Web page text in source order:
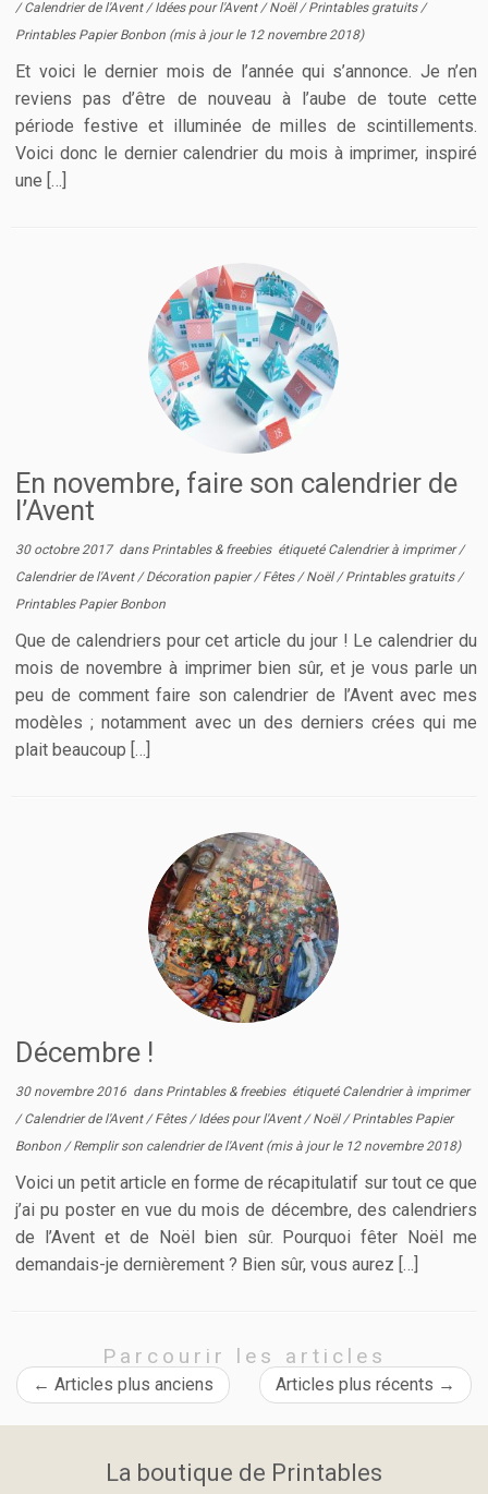
/Calendrier de l'Avent /Idées pour l'Avent /Noël /Printables gratuits /
Printables Papier Bonbon (mis à jour le 12 novembre 2018)
Et voici le dernier mois de l’année qui s’annonce. Je n’en
reviens pas d’être de nouveau à l’aube de toute cette
période festive et illuminée de milles de scintillements.
Voici donc le dernier calendrier du mois à imprimer, inspiré
une […]
En novembre, faire son calendrier de
l’Avent
30 octobre 2017dans Printables & freebies étiqueté Calendrier à imprimer/
Calendrier de l'Avent /Décoration papier/Fêtes /Noël /Printables gratuits /
Printables Papier Bonbon
Que de calendriers pour cet article du jour ! Le calendrier du
mois de novembre à imprimer bien sûr, et je vous parle un
peu de comment faire son calendrier de l’Avent avec mes
modèles ; notamment avec un des derniers crées qui me
plait beaucoup […]
Décembre !
30 novembre 2016 dans Printables & freebies étiqueté Calendrier à imprimer
/Calendrier de l'Avent /Fêtes /Idées pour l'Avent /Noël /Printables Papier
Bonbon /Remplir son calendrier de l'Avent (mis à jour le 12 novembre 2018)
Voici un petit article en forme de récapitulatif sur tout ce que
j’ai pu poster en vue du mois de décembre, des calendriers
de l’Avent et de Noël bien sûr. Pourquoi fêter Noël me
demandais-je dernièrement ? Bien sûr, vous aurez […]
Parcourir les articles
← Articles plus anciens Articles plus récents →
La boutique de Printables